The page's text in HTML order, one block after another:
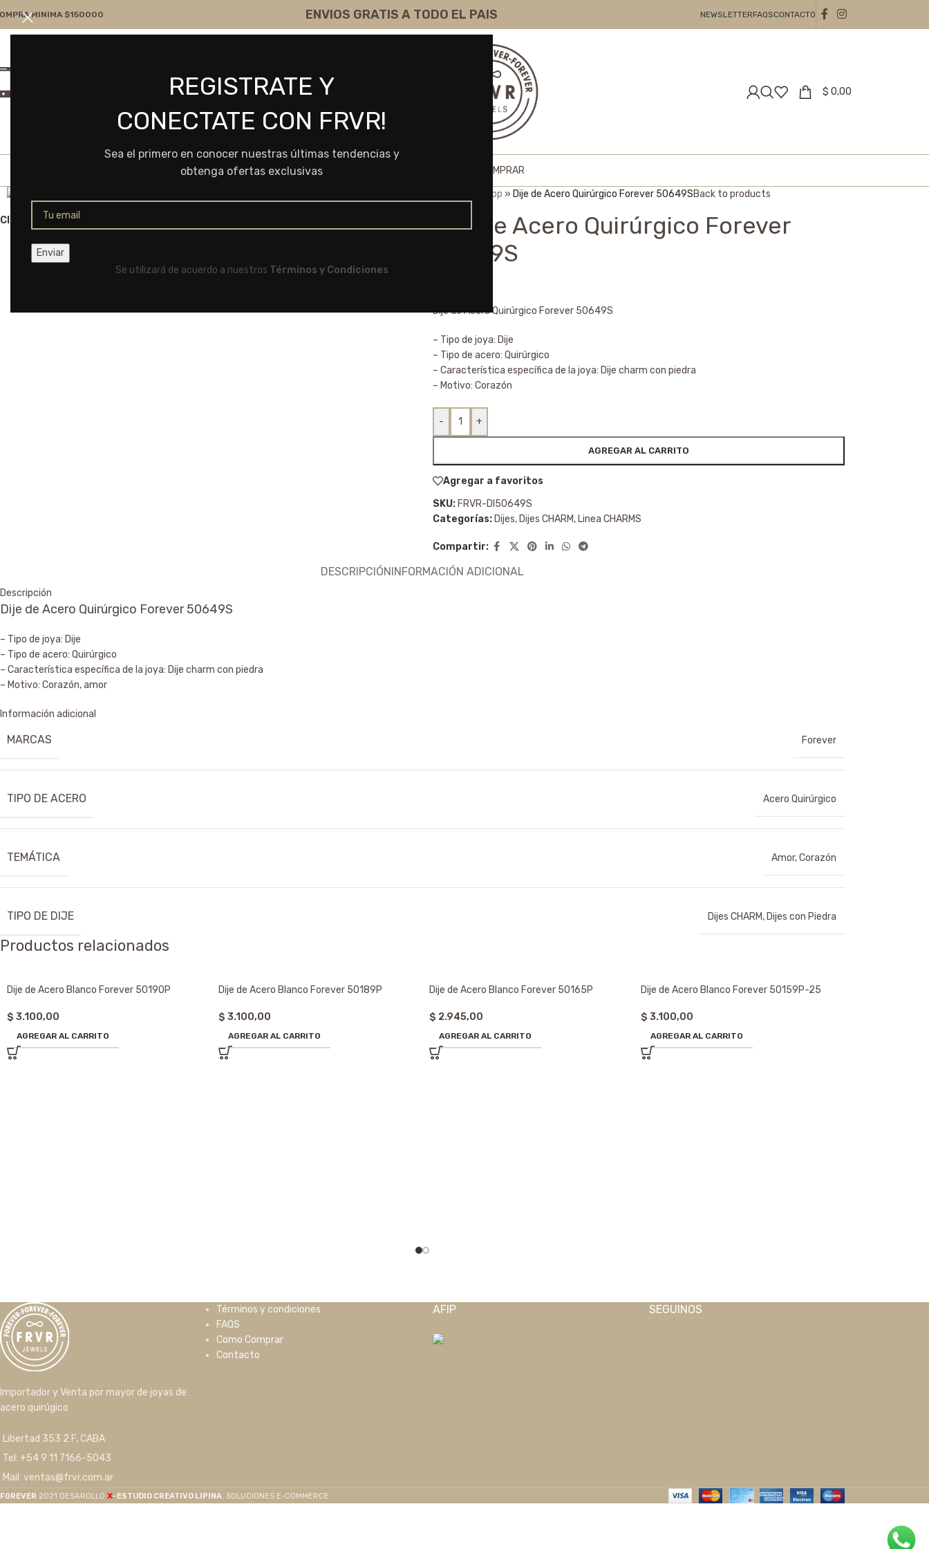
REGISTRATE Y
CONECTATE CON FRVR!
Sea el primero en conocer nuestras últimas tendencias y
obtenga ofertas exclusivas
Se utilizará de acuerdo a nuestros Términos y Condiciones
MINIMA $150000 ENVIOS GRATIS A TODO EL PAIS NEWSLETTERFAQSCONTACTO
ventas@frvr.com.ar
$ 0,00
HOME COMO COMPRAR
Click to enlarge
Shop » Dije de Acero Quirúrgico Forever 50649SBack to products
Dije de Acero Quirúrgico Forever
50649S
Dije de Acero Quirúrgico Forever 50649S
– Tipo de joya: Dije
– Tipo de acero: Quirúrgico
– Característica específica de la joya: Dije charm con piedra
– Motivo: Corazón
- +
AGREGAR AL CARRITO
Agregar a favoritos
SKU: FRVR-DI50649S
Categorías: Dijes, Dijes CHARM, Linea CHARMS
Compartir:
DESCRIPCIÓNINFORMACIÓN ADICIONAL
Descripción
Dije de Acero Quirúrgico Forever 50649S
– Tipo de joya: Dije
– Tipo de acero: Quirúrgico
– Característica específica de la joya: Dije charm con piedra
– Motivo: Corazón, amor
Información adicional
MARCAS Forever
TIPO DE ACERO Acero Quirúrgico
TEMÁTICA Amor,Corazón
TIPO DE DIJE Dijes CHARM, Dijes con Piedra
Productos relacionados
Dije de Acero Blanco Forever 50190P
$ 3.100,00
AGREGAR AL CARRITO
Dije de Acero Blanco Forever 50189P
$ 3.100,00
AGREGAR AL CARRITO
Dije de Acero Blanco Forever 50165P
$ 2.945,00
AGREGAR AL CARRITO
Dije de Acero Blanco Forever 50159P-25
$ 3.100,00
AGREGAR AL CARRITO
Importador y Venta por mayor de joyas de
acero quirúgico
Libertad 353 2 F, CABA
Tel: +54 9 11 7166-5043
Mail: ventas@frvr.com.ar
Términos y condiciones
FAQS
Como Comprar
Contacto
AFIP SEGUINOS
F0REVER 2021 DESAROLLO X-ESTUDIO CREATIVO LIPINA . SOLUCIONES E-COMMERCE